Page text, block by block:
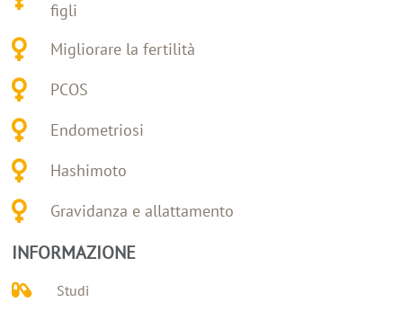
figli
Migliorare la fertilità
PCOS
Endometriosi
Hashimoto
Gravidanza e allattamento
INFORMAZIONE
Studi